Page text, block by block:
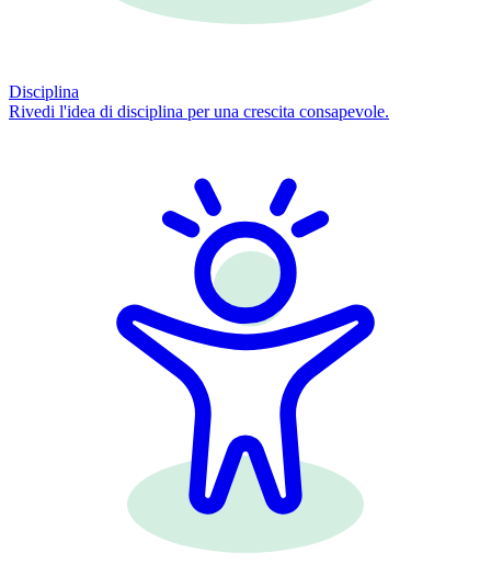
Disciplina
Rivedi l'idea di disciplina per una crescita consapevole.